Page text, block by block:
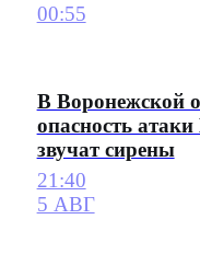
00:55
В Воронежской
опасность
звучат сирены
21:40
5 АВГ